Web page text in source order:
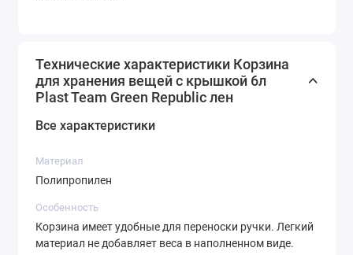
Технические характеристики Корзина
для хранения вещей с крышкой 6л
Plast Team Green Republic лен
Все характеристики
Материал
Полипропилен
Особенность
Корзина имеет удобные для переноски ручки. Легкий
материал не добавляет веса в наполненном виде.